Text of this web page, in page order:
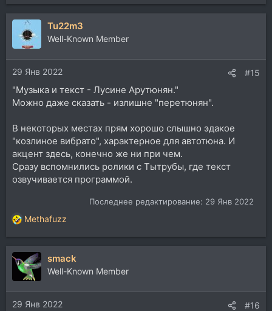
е
а
и
и
:
Tu22m3
Well-Known Member
29 Янв 2022 #15
"Музыка и текст - Лусине Арутюнян."
Можно даже сказать - излишне "перетюнян".
В некоторых местах прям хорошо слышно эдакое
"козлиное вибрато", характерное для автотюна. И
акцент здесь, конечно же ни при чем.
Сразу вспомнились ролики с Тытрубы, где текст
озвучивается программой.
Последнее редактирование: 29 Янв 2022
Р
е
а
к
и
и
:
Methafuzz
smack
Well-Known Member
29 Янв 2022 #16